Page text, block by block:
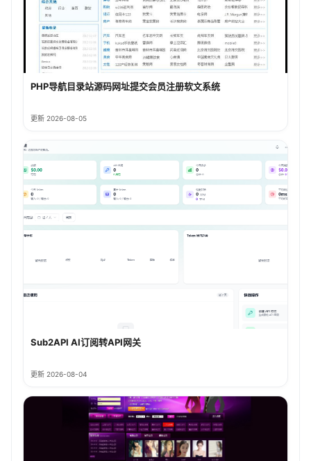
PHP导航目录站源码网址提交会员注册软文系统
更新 2026-08-05
Sub2API AI订阅转API网关
更新 2026-08-04